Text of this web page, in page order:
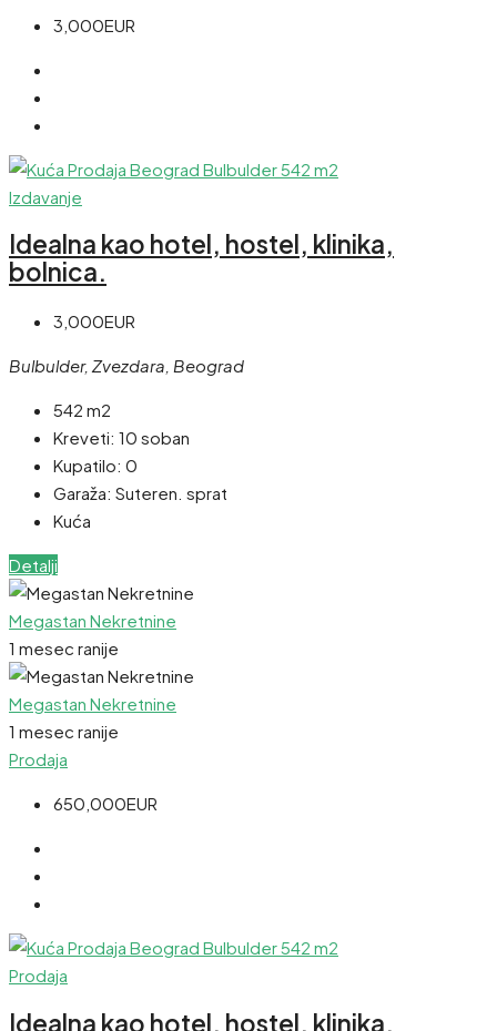
3,000EUR
Izdavanje
Idealna kao hotel, hostel, klinika,
bolnica.
3,000EUR
Bulbulder, Zvezdara, Beograd
542 m2
Kreveti: 10 soban
Kupatilo: 0
Garaža: Suteren. sprat
Kuća
Detalji
Megastan Nekretnine
1 mesec ranije
Megastan Nekretnine
1 mesec ranije
Prodaja
650,000EUR
Prodaja
Idealna kao hotel, hostel, klinika,